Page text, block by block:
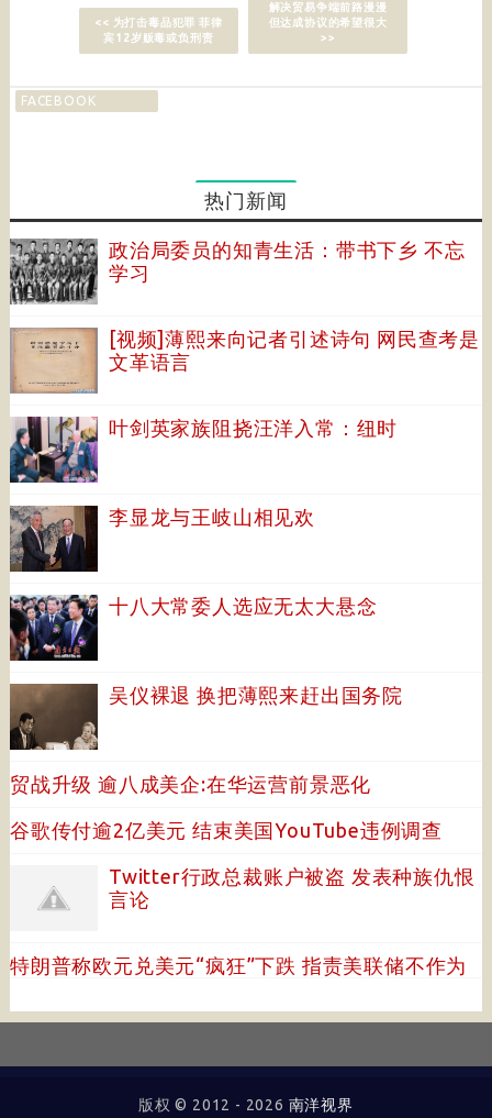
<< 为打击毒品犯罪 菲律
宾12岁贩毒或负刑责
解决贸易争端前路漫漫
但达成协议的希望很大
>>
FACEBOOK
热门新闻
政治局委员的知青生活：带书下乡 不忘
学习
[视频]薄熙来向记者引述诗句 网民查考是
文革语言
叶剑英家族阻挠汪洋入常：纽时
李显龙与王岐山相见欢
十八大常委人选应无太大悬念
吴仪裸退 换把薄熙来赶出国务院
贸战升级 逾八成美企:在华运营前景恶化
谷歌传付逾2亿美元 结束美国YouTube违例调查
Twitter行政总裁账户被盗 发表种族仇恨
言论
特朗普称欧元兑美元“疯狂”下跌 指责美联储不作为
版权 © 2012 - 2026 南洋视界